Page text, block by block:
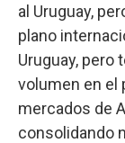
al Uruguay,
plano
Uruguay, pero
volumen en el
mercados de
consolidando